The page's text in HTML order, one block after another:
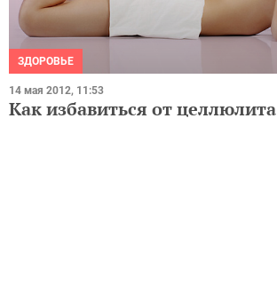
ЗДОРОВЬЕ
14 мая 2012, 11:53
Как избавиться от целлюлита